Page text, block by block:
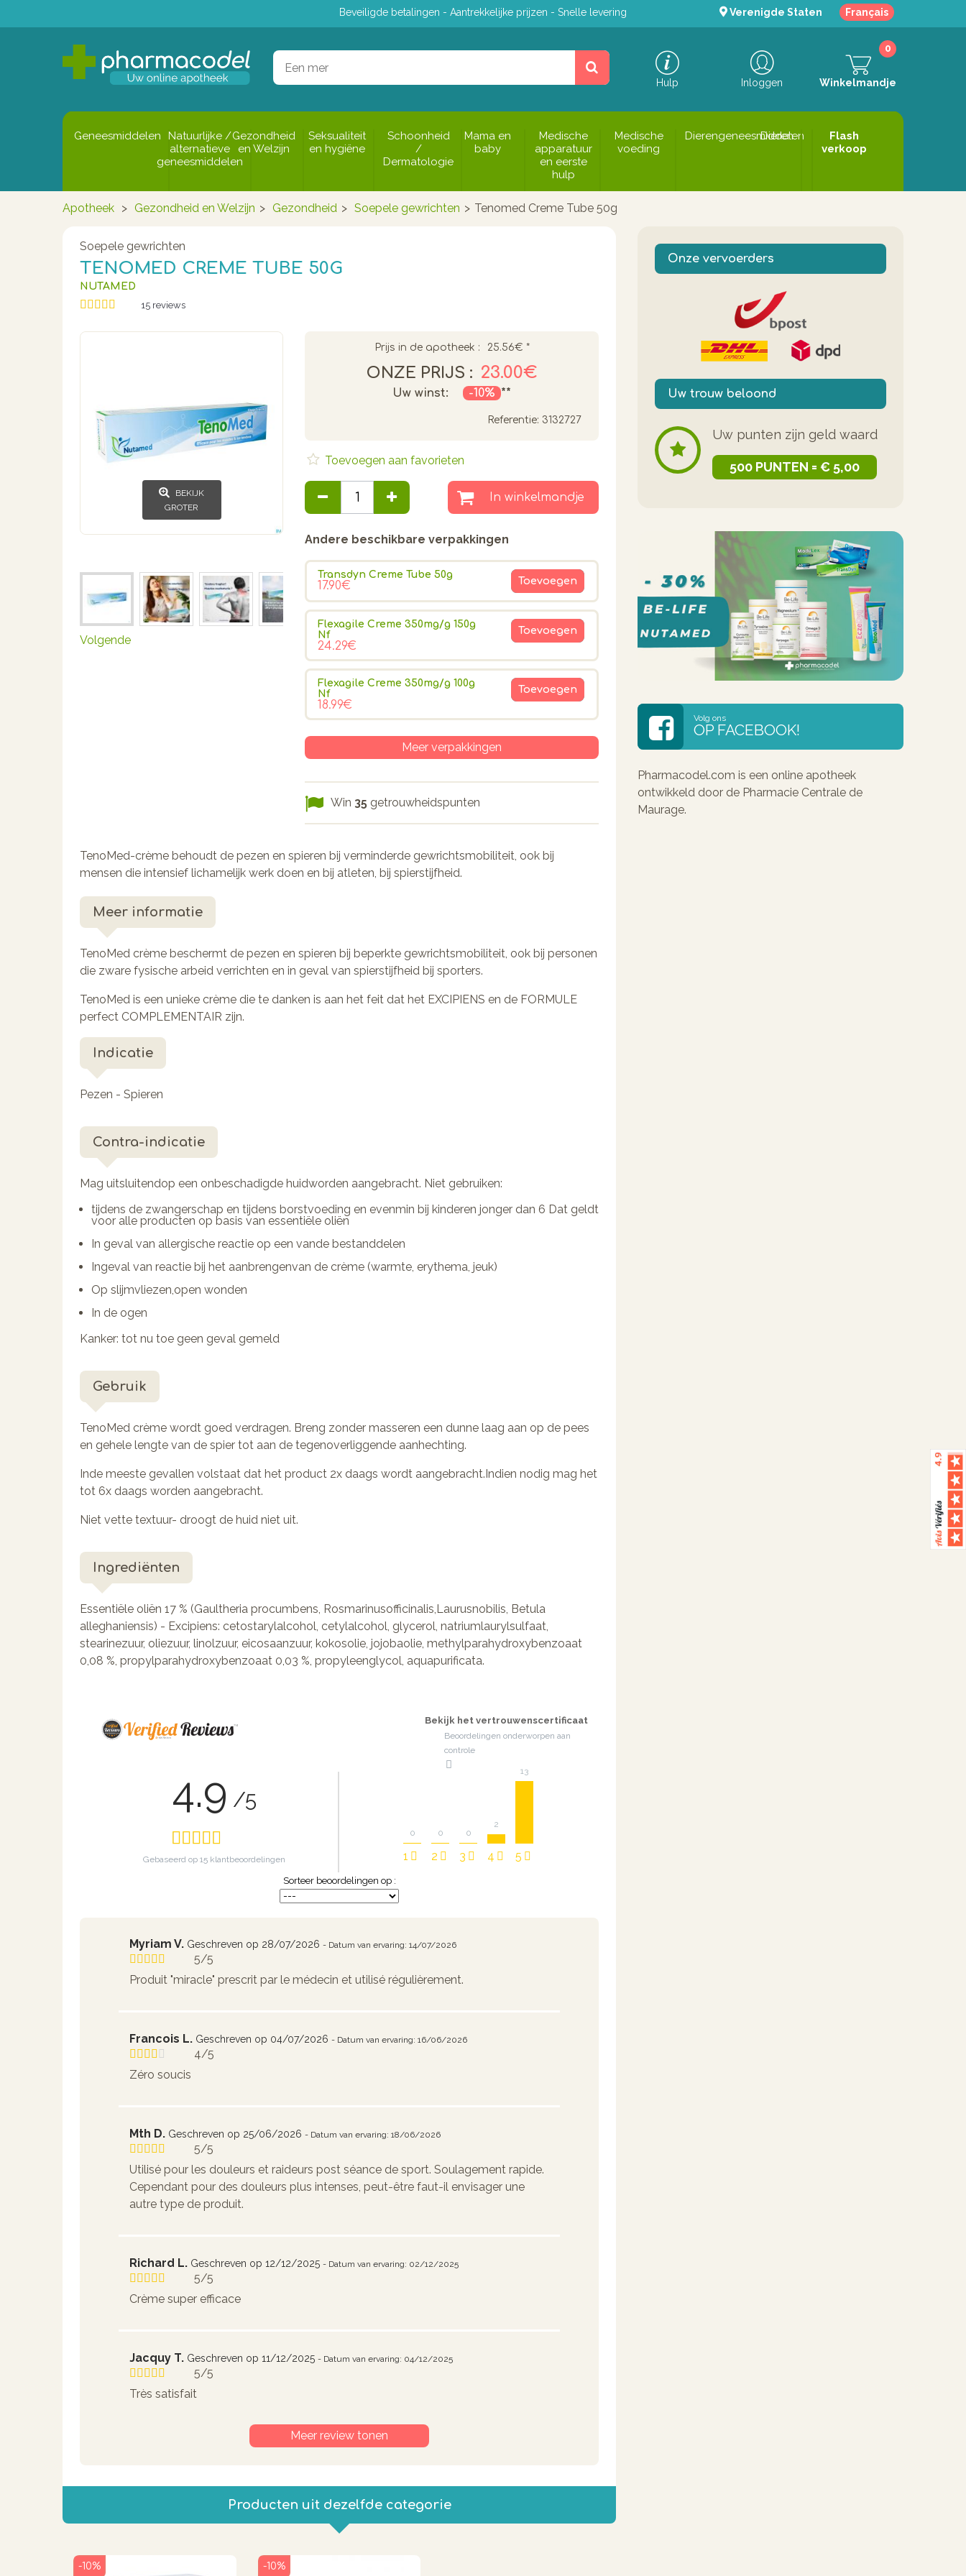
Beveiligde betalingen - Aantrekkelijke prijzen - Snelle levering Verenigde Staten Français
Hulp Inloggen Winkelmandje
0
Geneesmiddelen
Natuurlijke /
alternatieve
geneesmiddelen
Gezondheid
en Welzijn
Seksualiteit
en hygiëne
Schoonheid
/
Dermatologie
Mama en
baby
Medische
apparatuur
en eerste
hulp
Medische
voeding
Dierengeneesmiddelen
Dieren
Flash
verkoop
Apotheek > Gezondheid en Welzijn > Gezondheid > Soepele gewrichten > Tenomed Creme Tube 50g
Soepele gewrichten
TENOMED CREME TUBE 50G
NUTAMED
15 reviews
BEKIJK
GROTER
Volgende
Prijs in de apotheek : 25.56€ *
ONZE PRIJS : 23.00€
Uw winst: -10% **
Referentie: 3132727
Toevoegen aan favorieten
In winkelmandje
Andere beschikbare verpakkingen
Transdyn Creme Tube 50g
17.90€ Toevoegen
Flexagile Creme 350mg/g 150g
Nf
24.29€
Toevoegen
Flexagile Creme 350mg/g 100g
Nf
18.99€
Toevoegen
Meer verpakkingen
Win 35 getrouwheidspunten
TenoMed-crème behoudt de pezen en spieren bij verminderde gewrichtsmobiliteit, ook bij
mensen die intensief lichamelijk werk doen en bij atleten, bij spierstijfheid.
Meer informatie
TenoMed crème beschermt de pezen en spieren bij beperkte gewrichtsmobiliteit, ook bij personen
die zware fy­sische arbeid verrichten en in geval van spierstijfheid bij sporters.
TenoMed is een unieke crème die te danken is aan het feit dat het EXCIPIENS en de FORMULE
perfect COMPLE­MENTAIR zijn.
Indicatie
Pezen - Spieren
Contra-indicatie
Mag uitsluitendop een onbeschadigde huidworden aangebracht. Niet gebruiken:
tijdens de zwangerschap en tijdens borstvoeding en evenmin bij kinderen jonger dan 6 Dat geldt
voor alle producten op basis van essentiële oliën
In geval van allergische reactie op een vande bestanddelen
Ingeval van reactie bij het aanbrengenvan de crème (warmte, erythema, jeuk)
Op slijmvliezen,open wonden
In de ogen
Kanker: tot nu toe geen geval gemeld
Gebruik
TenoMed crème wordt goed verdragen. Breng zonder masseren een dunne laag aan op de pees
en gehele lengte van de spier tot aan de tegenoverliggende aanhechting.
Inde meeste gevallen volstaat dat het product 2x daags wordt aangebracht.Indien nodig mag het
tot 6x daags worden aangebracht.
Niet vette textuur- droogt de huid niet uit.
Ingrediënten
Essentiële oliën 17 % (Gaultheria procumbens, Rosmarinusofficinalis,Laurusnobilis, Betula
alleghaniensis) - Excipiens: cetostarylalcohol, cetylalcohol, glycerol, natriumlaurylsulfaat,
stearinezuur, oliezuur, linolzuur, eicosaanzuur, kokosolie, jojobaolie, methylparahydroxybenzoaat
0,08 %, propylparahydroxybenzoaat 0,03 %, propyleenglycol, aquapurificata.
Bekijk het vertrouwenscertificaat
Beoordelingen onderworpen aan
controle
4.9 /5
Gebaseerd op 15 klantbeoordelingen 1
0
2
0
3
0
4
2
5
13
Sorteer beoordelingen op :
Myriam V. Geschreven op 28/07/2026 - Datum van ervaring: 14/07/2026
5/5
Produit "miracle" prescrit par le médecin et utilisé régulièrement.
Francois L. Geschreven op 04/07/2026 - Datum van ervaring: 16/06/2026
4/5
Zéro soucis
Mth D. Geschreven op 25/06/2026 - Datum van ervaring: 18/06/2026
5/5
Utilisé pour les douleurs et raideurs post séance de sport. Soulagement rapide.
Cependant pour des douleurs plus intenses, peut-être faut-il envisager une
autre type de produit.
Richard L. Geschreven op 12/12/2025 - Datum van ervaring: 02/12/2025
5/5
Crème super efficace
Jacquy T. Geschreven op 11/12/2025 - Datum van ervaring: 04/12/2025
5/5
Très satisfait
Meer review tonen
Producten uit dezelfde categorie
-10% -10%
Onze vervoerders
Uw trouw beloond
Uw punten zijn geld waard
500 PUNTEN = € 5,00
Volg ons
OP FACEBOOK!
Pharmacodel.com is een online apotheek
ontwikkeld door de Pharmacie Centrale de
Maurage.